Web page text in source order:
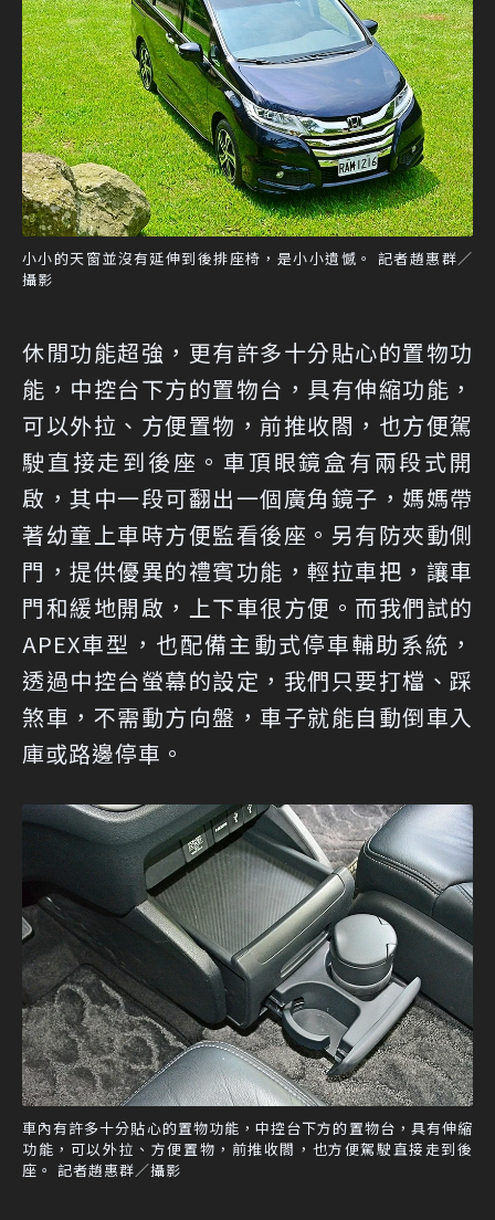
小小的天窗並沒有延伸到後排座椅，是小小遺憾。 記者趙惠群／
攝影
休閒功能超強，更有許多十分貼心的置物功
能，中控台下方的置物台，具有伸縮功能，
可以外拉、方便置物，前推收閤，也方便駕
駛直接走到後座。車頂眼鏡盒有兩段式開
啟，其中一段可翻出一個廣角鏡子，媽媽帶
著幼童上車時方便監看後座。另有防夾動側
門，提供優異的禮賓功能，輕拉車把，讓車
門和緩地開啟，上下車很方便。而我們試的
APEX車型，也配備主動式停車輔助系統，
透過中控台螢幕的設定，我們只要打檔、踩
煞車，不需動方向盤，車子就能自動倒車入
庫或路邊停車。
車內有許多十分貼心的置物功能，中控台下方的置物台，具有伸縮
功能，可以外拉、方便置物，前推收閤，也方便駕駛直接走到後
座。 記者趙惠群／攝影